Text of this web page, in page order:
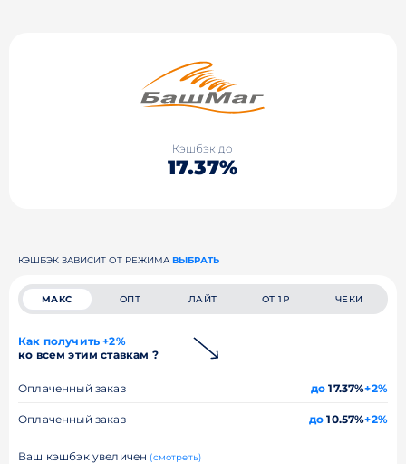
Кэшбэк до
17.37%
КЭШБЭК ЗАВИСИТ ОТ РЕЖИМА ВЫБРАТЬ
МАКС ОПТ ЛАЙТ ОТ 1₽ ЧЕКИ
Как получить +2%
ко всем этим ставкам ?
Оплаченный заказ до 17.37%+2%
Оплаченный заказ до 10.57%+2%
Ваш кэшбэк увеличен (смотреть)